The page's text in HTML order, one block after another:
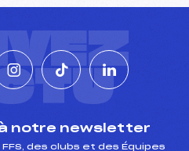
notre newsletter
des clubs et des Équipes